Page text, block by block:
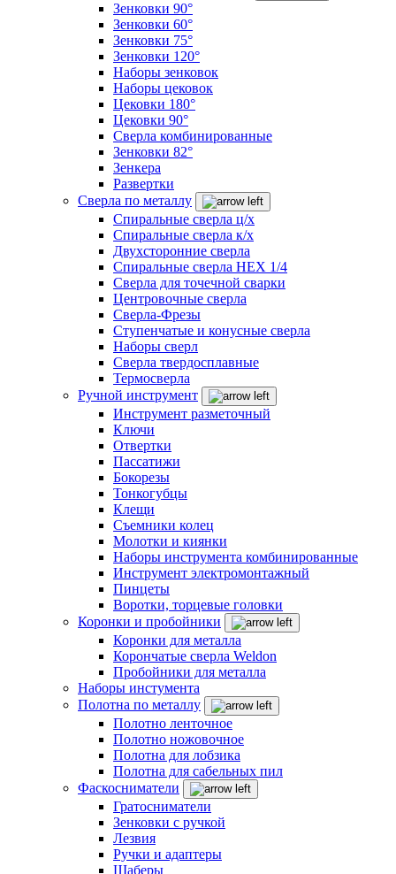
Зенковки 90°
Зенковки 60°
Зенковки 75°
Зенковки 120°
Наборы зенковок
Наборы цековок
Цековки 180°
Цековки 90°
Сверла комбинированные
Зенковки 82°
Зенкера
Развертки
Сверла по металлу
Спиральные сверла ц/х
Спиральные сверла к/х
Двухсторонние сверла
Спиральные сверла HEX 1/4
Сверла для точечной сварки
Центровочные сверла
Сверла-Фрезы
Ступенчатые и конусные сверла
Наборы сверл
Сверла твердосплавные
Термосверла
Ручной инструмент
Инструмент разметочный
Ключи
Отвертки
Пассатижи
Бокорезы
Тонкогубцы
Клещи
Съемники колец
Молотки и киянки
Наборы инструмента комбинированные
Инструмент электромонтажный
Пинцеты
Воротки, торцевые головки
Коронки и пробойники
Коронки для металла
Корончатые сверла Weldon
Пробойники для металла
Наборы инстумента
Полотна по металлу
Полотно ленточное
Полотно ножовочное
Полотна для лобзика
Полотна для сабельных пил
Фаскосниматели
Гратосниматели
Зенковки с ручкой
Лезвия
Ручки и адаптеры
Шаберы